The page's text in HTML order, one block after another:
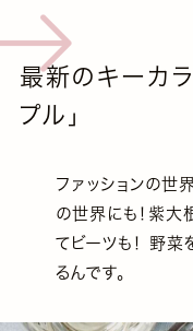
最新のキーカ
プル」
ファッションの世
の世界にも！紫大
てビーツも！ 野菜
るんです。